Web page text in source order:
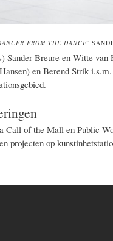
FROM THE DANCE’
Sander Breure en Witte
en Berend Strik
Call of the Mall en Public
projecten op